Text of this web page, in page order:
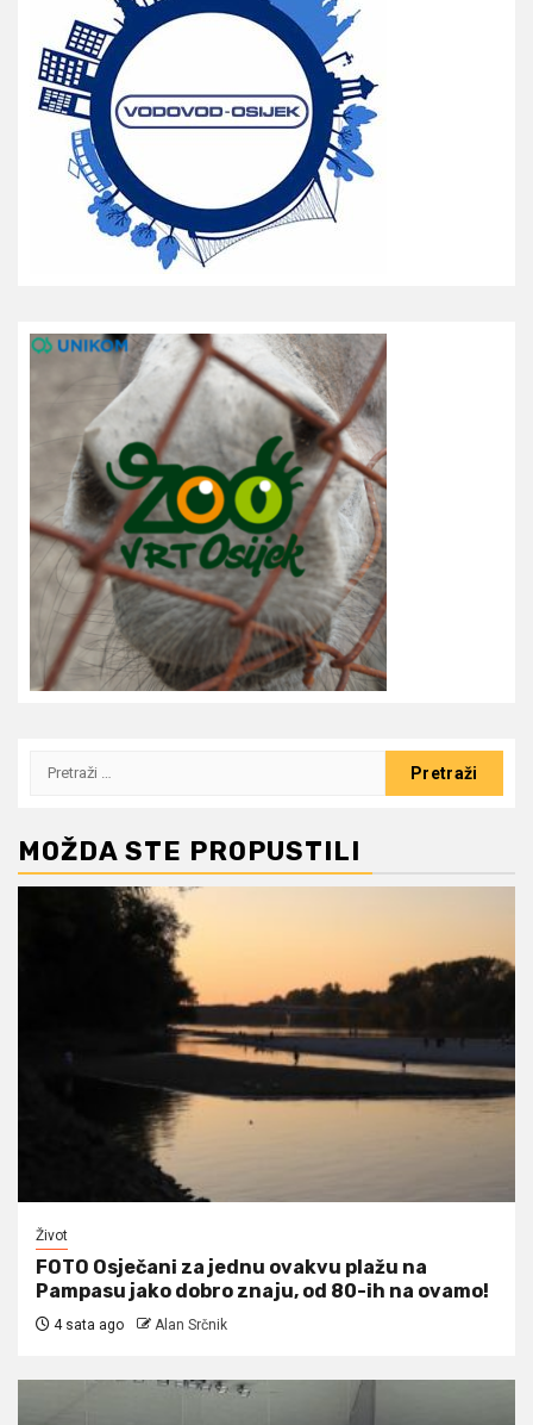
Pretraži:
MOŽDA STE PROPUSTILI
Život
FOTO Osječani za jednu ovakvu plažu na
Pampasu jako dobro znaju, od 80-ih na ovamo!
4 sata ago Alan Srčnik